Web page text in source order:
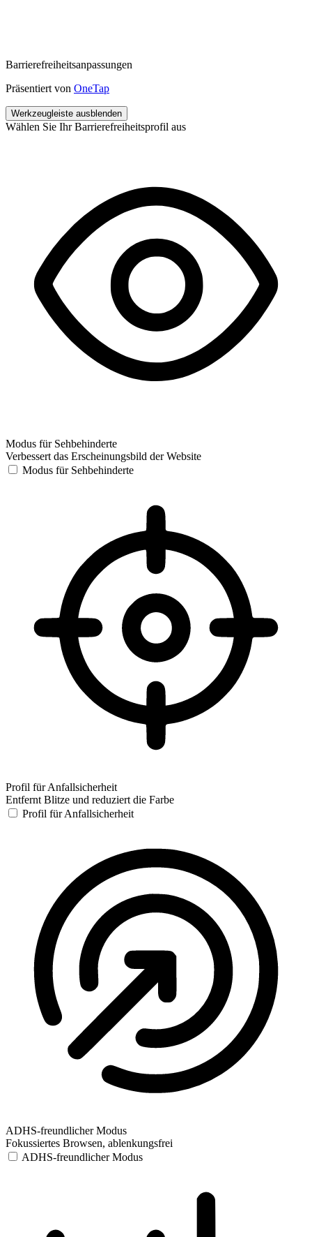
Barrierefreiheitsanpassungen
Präsentiert von OneTap
Werkzeugleiste ausblenden
Wählen Sie Ihr Barrierefreiheitsprofil aus
Modus für Sehbehinderte
Verbessert das Erscheinungsbild der Website
Modus für Sehbehinderte
Profil für Anfallsicherheit
Entfernt Blitze und reduziert die Farbe
Profil für Anfallsicherheit
ADHS-freundlicher Modus
Fokussiertes Browsen, ablenkungsfrei
ADHS-freundlicher Modus